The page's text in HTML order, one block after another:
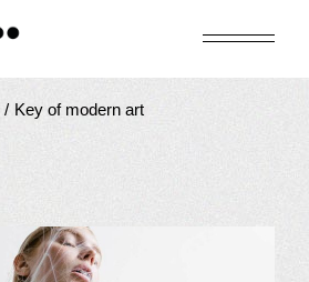
Key of modern art